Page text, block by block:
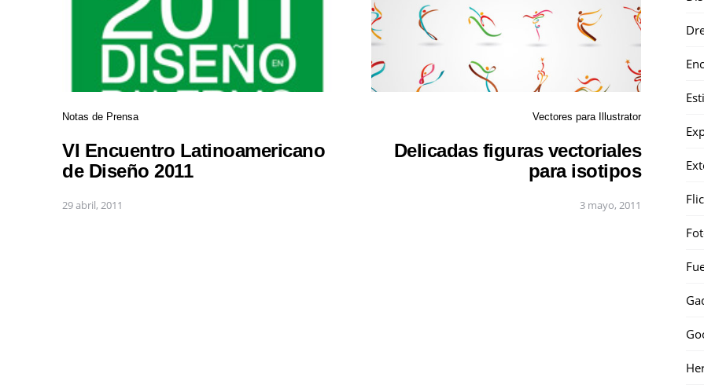
Notas de Prensa
VI Encuentro Latinoamericano
de Diseño 2011
29 abril, 2011
Vectores para Illustrator
Delicadas figuras vectoriales
para isotipos
3 mayo, 2011